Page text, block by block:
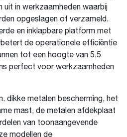
uit in werkzaamheden waarbij
opgeslagen of verzameld.
en inklapbare platform met
de operationele efficiëntie
tot een hoogte van 5,5
perfect voor werkzaamheden
dikke metalen bescherming, het
mast, de metalen afdekplaat
van toonaangevende
modellen de